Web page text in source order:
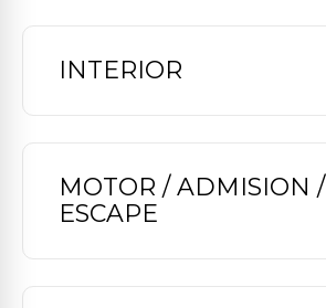
INTERIOR
MOTOR / ADMISION /
ESCAPE